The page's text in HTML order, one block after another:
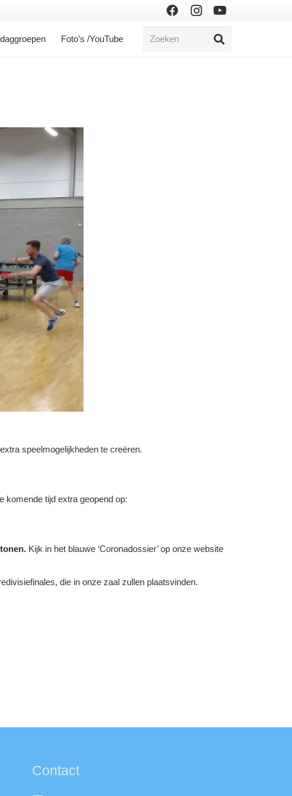
Foto’s /YouTube
speelmogelijkheden te creëren.
komende tijd extra geopend op:
Kijk in het blauwe ‘Coronadossier’ op onze website
die in onze zaal zullen plaatsvinden.
Contact